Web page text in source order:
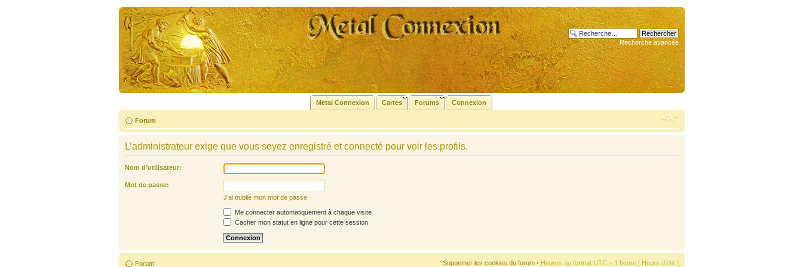
Recherche avancée
Metal Connexion Cartes Forums Connexion
Forum
L’administrateur exige que vous soyez enregistré et connecté pour voir les profils.
Nom d’utilisateur:
Mot de passe:
J’ai oublié mon mot de passe
Me connecter automatiquement à chaque visite
Cacher mon statut en ligne pour cette session
Forum Supprimer les cookies du forum• Heures au format UTC + 1 heure [ Heure d’été ]